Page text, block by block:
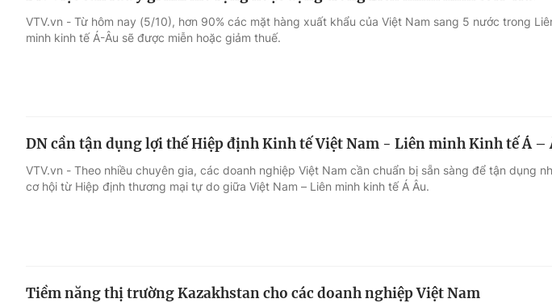
VTV.vn - Từ hôm nay (5/10), hơn 90% các mặt hàng xuất khẩu của Việt Nam sang 5 nước trong
minh kinh tế Á-Âu sẽ được miễn hoặc giảm thuế.
DN cần tận dụng lợi thế Hiệp định Kinh tế Việt Nam - Liên minh Kinh tế Á –
VTV.vn - Theo nhiều chuyên gia, các doanh nghiệp Việt Nam cần chuẩn bị sẵn sàng để tận dụng
cơ hội từ Hiệp định thương mại tự do giữa Việt Nam – Liên minh kinh tế Á Âu.
Tiềm năng thị trường Kazakhstan cho các doanh nghiệp Việt Nam